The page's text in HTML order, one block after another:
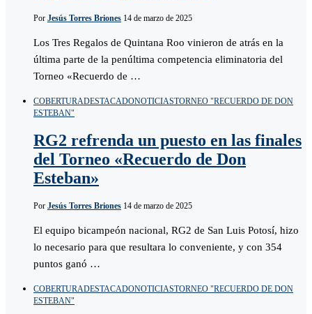
Por Jesús Torres Briones 14 de marzo de 2025
Los Tres Regalos de Quintana Roo vinieron de atrás en la
última parte de la penúltima competencia eliminatoria del
Torneo «Recuerdo de …
COBERTURADESTACADONOTICIASTORNEO "RECUERDO DE DON
ESTEBAN"
RG2 refrenda un puesto en las finales
del Torneo «Recuerdo de Don
Esteban»
Por Jesús Torres Briones 14 de marzo de 2025
El equipo bicampeón nacional, RG2 de San Luis Potosí, hizo
lo necesario para que resultara lo conveniente, y con 354
puntos ganó …
COBERTURADESTACADONOTICIASTORNEO "RECUERDO DE DON
ESTEBAN"